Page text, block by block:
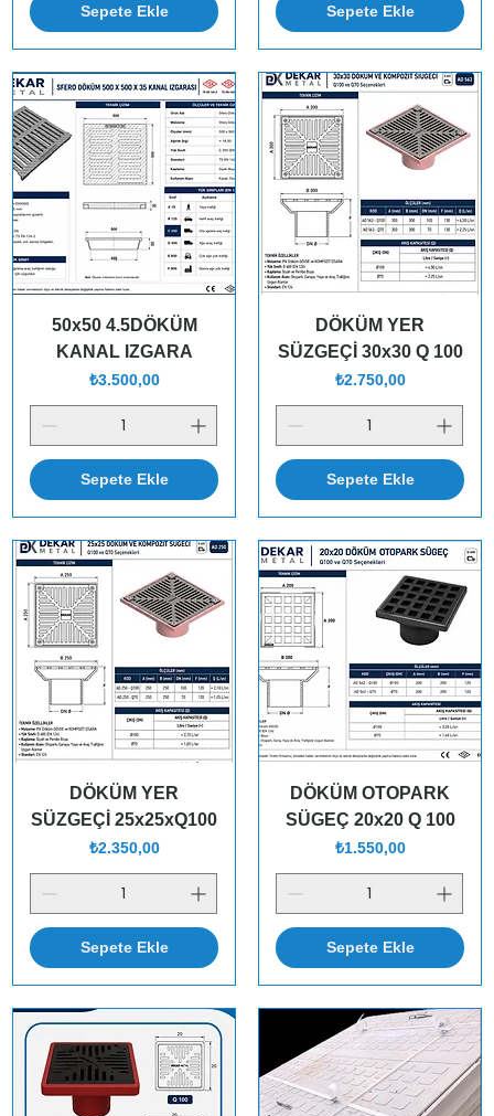
Sepete Ekle Sepete Ekle
50x50 4.5DÖKÜM
KANAL IZGARA
Fiyat
₺3.500,00
Sepete Ekle
DÖKÜM YER
SÜZGEÇİ 30x30 Q 100
Fiyat
₺2.750,00
Sepete Ekle
DÖKÜM YER
SÜZGEÇİ 25x25xQ100
Fiyat
₺2.350,00
Sepete Ekle
DÖKÜM OTOPARK
SÜGEÇ 20x20 Q 100
Fiyat
₺1.550,00
Sepete Ekle